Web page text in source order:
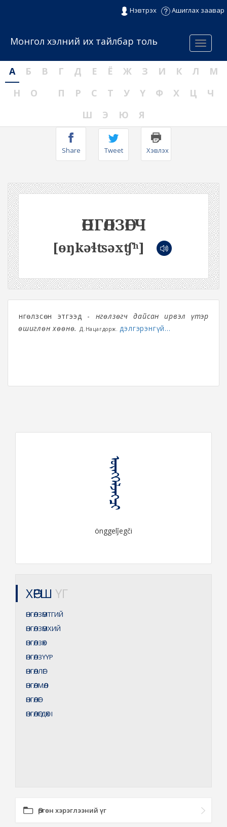
Нэвтрэх Ашиглах заавар
Menu
Монгол хэлний их тайлбар толь
А Б В Г Д Е Ё Ж З И К Л
М
Н
О П Р С Т У Ү Ф Х Ц
Ч
Ш
Э Ю Я
Share Tweet Хэвлэх
ӨНГӨЛЗӨГЧ
[ɵŋkəɬʦəxʧʰ]
Өнгөлзсөн этгээд - Өнгөлзөгч дайсан ирвэл үтэр
өшиглөн хөөнө. Д.Нацагдорж.дэлгэрэнгүй...
ᠥᠩᠭᠡᠯᠵᠡᠭᠴᠢ
önggelǰegči
ХӨРШ ҮГ
ӨНГӨЛЗӨМТГИЙ
ӨНГӨЛЗӨМХИЙ
ӨНГӨЛЗӨХ
ӨНГӨЛЗҮҮР
ӨНГӨЛЛӨГ
ӨНГӨЛМӨЛ
ӨНГӨЛӨГ
ӨНГӨЛӨГДӨХI
Өргөн хэрэглээний үг